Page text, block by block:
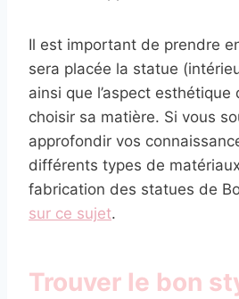
Il est important de prendre
sera placée la statue
ainsi que l’aspect
choisir sa matière. Si vous
approfondir vos
différents types de
fabrication des statues de
sur ce sujet.
Trouver le bon